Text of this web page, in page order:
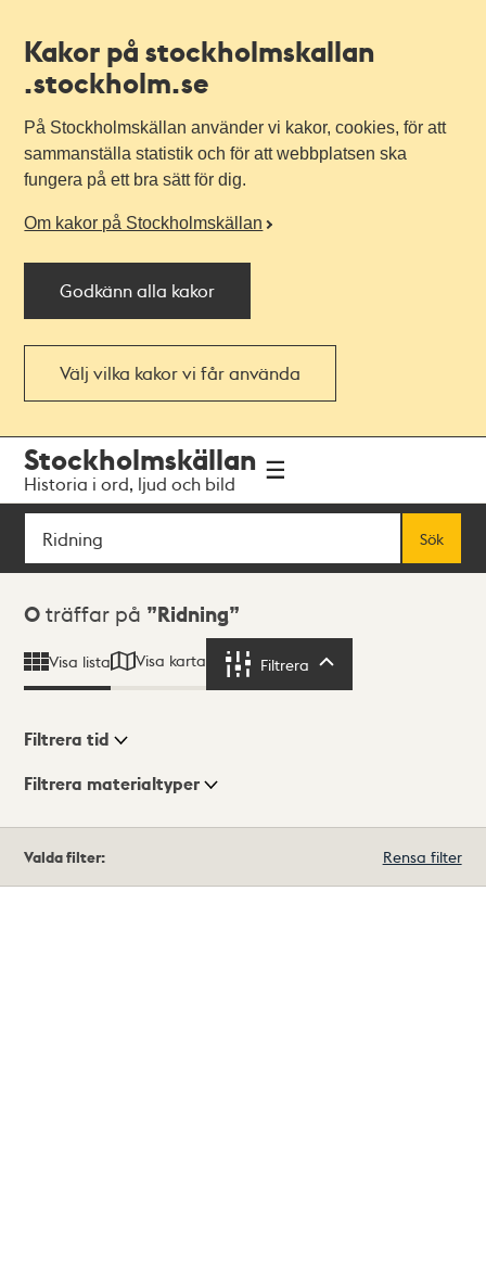
Kakor på stockholmskallan
.stockholm.se
På Stockholmskällan använder vi kakor, cookies, för att
sammanställa statistik och för att webbplatsen ska
fungera på ett bra sätt för dig.
Om kakor på Stockholmskällan
Godkänn alla kakor
Välj vilka kakor vi får använda
navigationen
huvudinnehållet
Stockholmskällan
Historia i ord, ljud och bild
Sök
Sök
Sökresultat
0 träffar på Ridning
Visa lista Visa karta Filtrera
Visningsläge
Filtrera tid
Filtrera materialtyper
träffar
Valda filter: Rensa filter